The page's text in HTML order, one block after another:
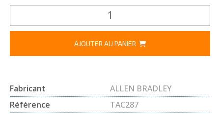
AJOUTER AU PANIER
Fabricant
ALLEN BRADLEY
Référence
TAC287